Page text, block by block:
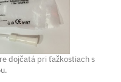
dojčatá pri ťažkostiach s